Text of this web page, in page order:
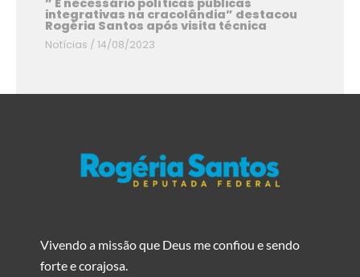
integrativas na cracolândia” destacou
Rogéria Santos após visita técnica
Notícias /14/08/2023
Vivendo a missão que Deus me confiou e sendo
forte e corajosa.